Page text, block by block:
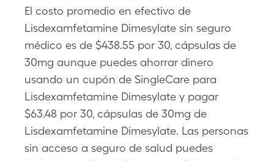
El costo promedio en efectivo de
Lisdexamfetamine Dimesylate sin seguro
médico es de $438.55 por 30, cápsulas de
30mg aunque puedes ahorrar dinero
usando un cupón de SingleCare para
Lisdexamfetamine Dimesylate y pagar
$63.48 por 30, cápsulas de 30mg de
Lisdexamfetamine Dimesylate. Las personas
sin acceso a seguro de salud puedes